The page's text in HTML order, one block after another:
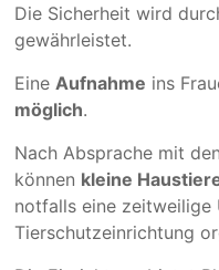
Die Sicherheit wird
gewährleistet.
Eine Aufnahme ins
möglich.
Nach Absprache mit
können kleine
notfalls eine zeitweilige
Tierschutzeinrichtung